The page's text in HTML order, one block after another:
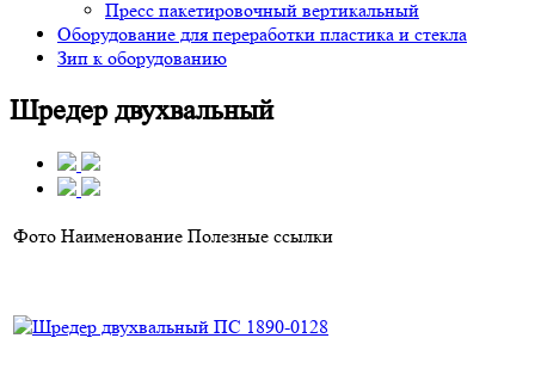
Пресс пакетировочный вертикальный
Оборудование для переработки пластика и стекла
Зип к оборудованию
Шредер двухвальный
Фото Наименование Полезные ссылки